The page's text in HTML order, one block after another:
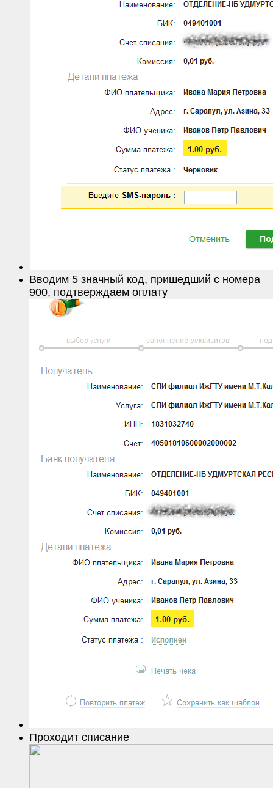
Вводим 5 значный код, пришедший с номера
900, подтверждаем оплату
Проходит списание